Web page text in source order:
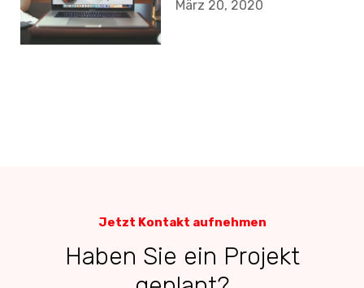
März 20, 2020
Jetzt Kontakt aufnehmen
Haben Sie ein Projekt